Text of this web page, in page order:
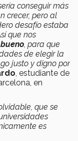
conseguir más
crecer, pero al
desafío estaba
que nos
, para que
de elegir la
justo y digno por
, estudiante de
en
que se
es